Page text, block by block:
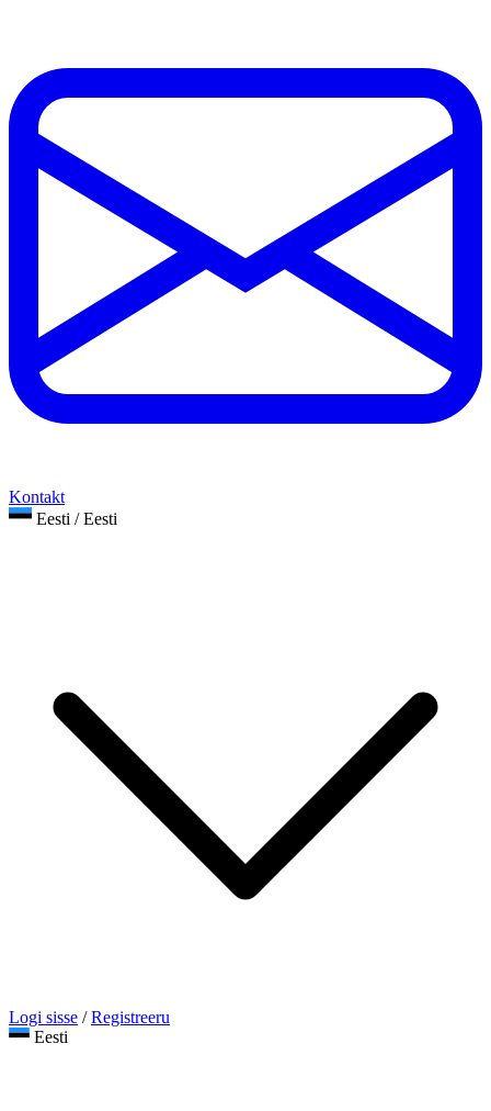
Kontakt
Eesti / Eesti
Logi sisse / Registreeru
Eesti